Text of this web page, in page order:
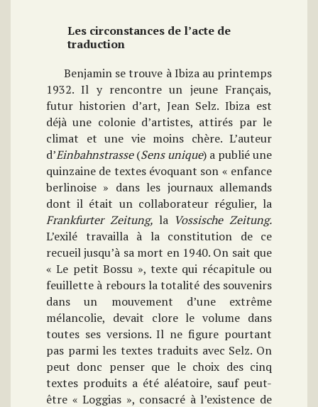
Les circonstances de l’acte de
traduction
Benjamin se trouve à Ibiza au printemps
1932. Il y rencontre un jeune Français,
futur historien d’art, Jean Selz. Ibiza est
déjà une colonie d’artistes, attirés par le
climat et une vie moins chère. L’auteur
d’Einbahnstrasse(Sens unique) a publié une
quinzaine de textes évoquant son « enfance
berlinoise » dans les journaux allemands
dont il était un collaborateur régulier, la
Frankfurter Zeitung, la Vossische Zeitung.
L’exilé travailla à la constitution de ce
recueil jusqu’à sa mort en 1940. On sait que
« Le petit Bossu », texte qui récapitule ou
feuillette à rebours la totalité des souvenirs
dans un mouvement d’une extrême
mélancolie, devait clore le volume dans
toutes ses versions. Il ne figure pourtant
pas parmi les textes traduits avec Selz. On
peut donc penser que le choix des cinq
textes produits a été aléatoire, sauf peut-
être « Loggias », consacré à l’existence de